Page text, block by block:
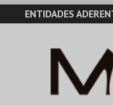
EVENTOS
ENTIDADES